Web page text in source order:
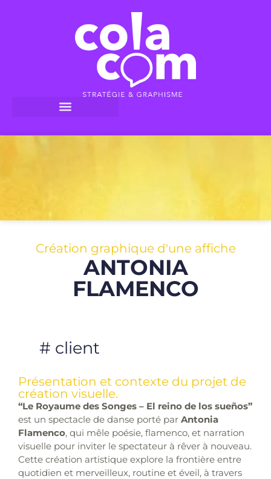
Création graphique d'une affiche
ANTONIA
FLAMENCO
# client
Présentation et contexte du projet de
création visuelle.
“Le Royaume des Songes – El reino de los sueños”
est un spectacle de danse porté par Antonia
Flamenco, qui mêle poésie, flamenco, et narration
visuelle pour inviter le spectateur à rêver à nouveau.
Cette création artistique explore la frontière entre
quotidien et merveilleux, routine et éveil, à travers